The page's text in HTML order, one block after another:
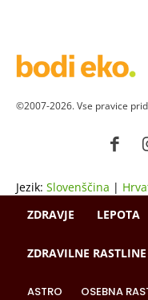
©2007-2026. Vse pravice
Jezik: Slovenščina |
ZDRAVJE
LEPOTA
ZDRAVILNE RASTLINE
ASTRO OSEBNA